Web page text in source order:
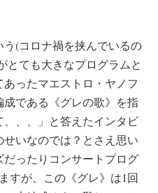
(コロナ禍を挟んでいるの
とても大きなプログラムと
ったマエストロ・ヤノフ
である《グレの歌》を指
、、」と答えたインタビ
いなのでは？とさえ思い
ったりコンサートプログ
すが、この《グレ》は1回